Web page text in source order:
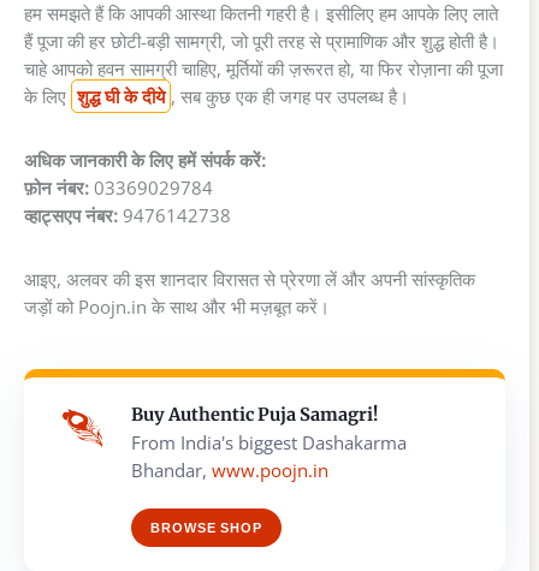
हम समझते हैं कि आपकी आस्था कितनी गहरी है। इसीलिए हम आपके लिए लाते
हैं पूजा की हर छोटी-बड़ी सामग्री, जो पूरी तरह से प्रामाणिक और शुद्ध होती है।
चाहे आपको हवन सामग्री चाहिए, मूर्तियों की ज़रूरत हो, या फिर रोज़ाना की पूजा
के लिए शुद्ध घी के दीये , सब कुछ एक ही जगह पर उपलब्ध है।
अधिक जानकारी के लिए हमें संपर्क करें:
फ़ोन नंबर: 03369029784
व्हाट्सएप नंबर: 9476142738
आइए, अलवर की इस शानदार विरासत से प्रेरणा लें और अपनी सांस्कृतिक
जड़ों को Poojn.in के साथ और भी मज़बूत करें।
Buy Authentic Puja Samagri!
From India's biggest Dashakarma
Bhandar, www.poojn.in
BROWSE SHOP